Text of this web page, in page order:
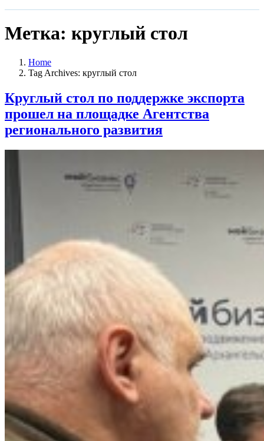
Метка: круглый стол
Home
Tag Archives: круглый стол
Круглый стол по поддержке экспорта
прошел на площадке Агентства
регионального развития